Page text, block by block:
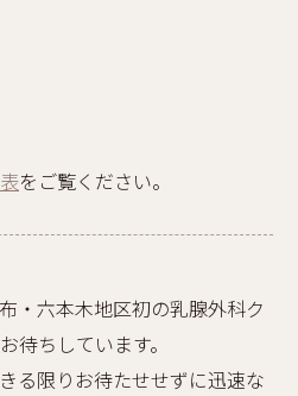
をご覧ください。
・六本木地区初の乳腺外科ク
待ちしています。
る限りお待たせせずに迅速な